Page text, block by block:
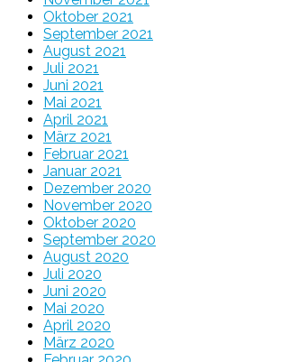
Oktober 2021
September 2021
August 2021
Juli 2021
Juni 2021
Mai 2021
April 2021
März 2021
Februar 2021
Januar 2021
Dezember 2020
November 2020
Oktober 2020
September 2020
August 2020
Juli 2020
Juni 2020
Mai 2020
April 2020
März 2020